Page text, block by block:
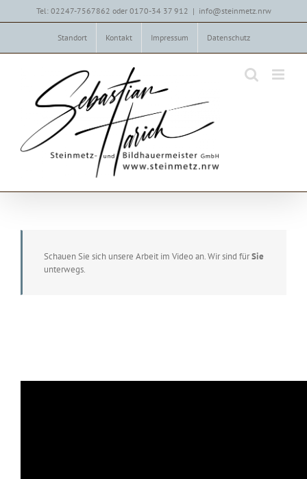
Tel: 02247-7567862 oder 0170-34 37 912 | info@steinmetz.nrw
Standort Kontakt Impressum Datenschutz
Schauen Sie sich unsere Arbeit im Video an. Wir sind fürSie
unterwegs.